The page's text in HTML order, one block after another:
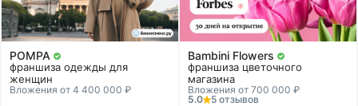
POMPA
франшиза одежды для
женщин
Вложения от 4 400 000 ₽
Bambini Flowers
франшиза цветочного
магазина
Вложения от 700 000 ₽
5.0
5 отзывов